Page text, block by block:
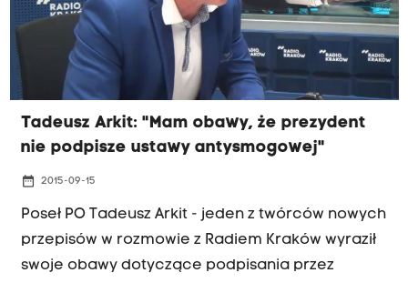
Tadeusz Arkit: "Mam obawy, że prezydent
nie podpisze ustawy antysmogowej"
date_range 2015-09-15
Poseł PO Tadeusz Arkit - jeden z twórców nowych
przepisów w rozmowie z Radiem Kraków wyraził
swoje obawy dotyczące podpisania przez